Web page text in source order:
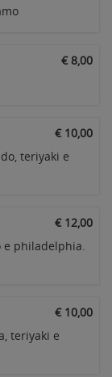
€ 8,00
€ 10,00
teriyaki e
€ 12,00
e philadelphia.
€ 10,00
teriyaki e